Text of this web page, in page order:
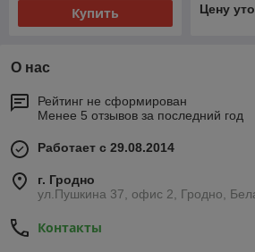
Купить Цену
О нас
Рейтинг не сформирован
Менее 5 отзывов за последний год
Работает с 29.08.2014
г. Гродно
ул.Пушкина 37, офис 2, Гродно,
Контакты